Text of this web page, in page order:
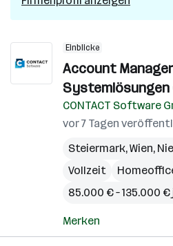
Einblicke
Account
Systemlösungen
CONTACT Software
vor 7 Tagen
Steiermark,Wien,
Vollzeit
85.000 € – 135.000
Merken